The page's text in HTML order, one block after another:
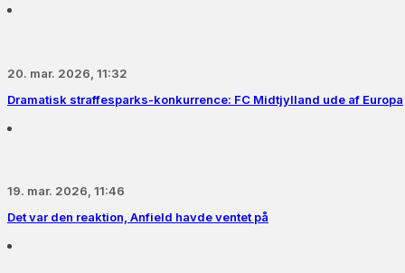
20. mar. 2026, 11:32
Dramatisk straffesparks-konkurrence: FC Midtjylland ude af Europa
19. mar. 2026, 11:46
Det var den reaktion, Anfield havde ventet på